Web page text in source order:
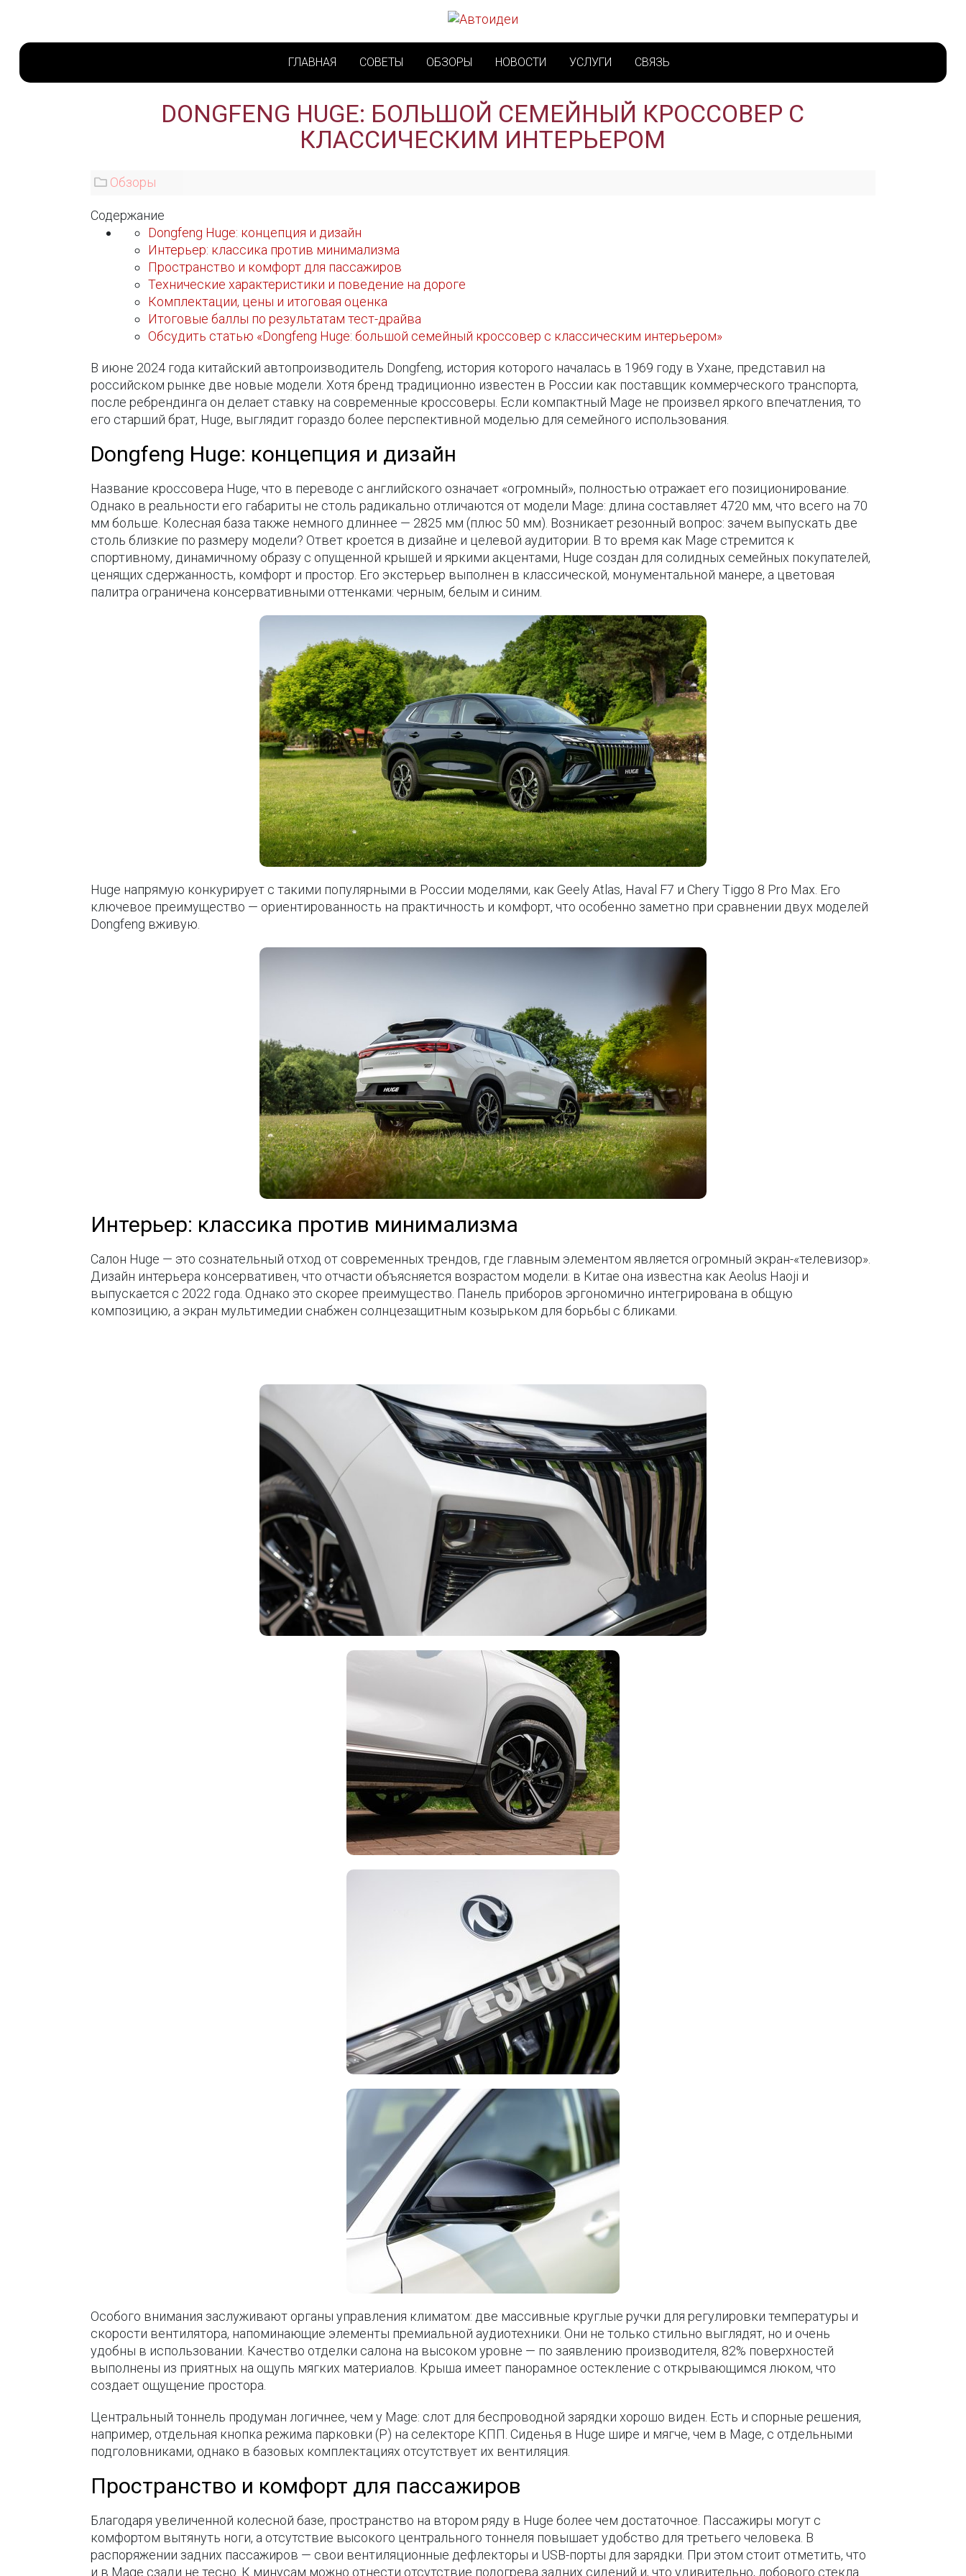
ГЛАВНАЯ СОВЕТЫ ОБЗОРЫ НОВОСТИ УСЛУГИ СВЯЗЬ
DONGFENG HUGE: БОЛЬШОЙ СЕМЕЙНЫЙ КРОССОВЕР С
КЛАССИЧЕСКИМ ИНТЕРЬЕРОМ
Обзоры
Содержание
Dongfeng Huge: концепция и дизайн
Интерьер: классика против минимализма
Пространство и комфорт для пассажиров
Технические характеристики и поведение на дороге
Комплектации, цены и итоговая оценка
Итоговые баллы по результатам тест-драйва
Обсудить статью «Dongfeng Huge: большой семейный кроссовер с классическим интерьером»
В июне 2024 года китайский автопроизводитель Dongfeng, история которого началась в 1969 году в Ухане, представил на
российском рынке две новые модели. Хотя бренд традиционно известен в России как поставщик коммерческого транспорта,
после ребрендинга он делает ставку на современные кроссоверы. Если компактный Mage не произвел яркого впечатления, то
его старший брат, Huge, выглядит гораздо более перспективной моделью для семейного использования.
Dongfeng Huge: концепция и дизайн
Название кроссовера Huge, что в переводе с английского означает «огромный», полностью отражает его позиционирование.
Однако в реальности его габариты не столь радикально отличаются от модели Mage: длина составляет 4720 мм, что всего на 70
мм больше. Колесная база также немного длиннее — 2825 мм (плюс 50 мм). Возникает резонный вопрос: зачем выпускать две
столь близкие по размеру модели? Ответ кроется в дизайне и целевой аудитории. В то время как Mage стремится к
спортивному, динамичному образу с опущенной крышей и яркими акцентами, Huge создан для солидных семейных покупателей,
ценящих сдержанность, комфорт и простор. Его экстерьер выполнен в классической, монументальной манере, а цветовая
палитра ограничена консервативными оттенками: черным, белым и синим.
Huge напрямую конкурирует с такими популярными в России моделями, как Geely Atlas, Haval F7 и Chery Tiggo 8 Pro Max. Его
ключевое преимущество — ориентированность на практичность и комфорт, что особенно заметно при сравнении двух моделей
Dongfeng вживую.
Интерьер: классика против минимализма
Салон Huge — это сознательный отход от современных трендов, где главным элементом является огромный экран-«телевизор».
Дизайн интерьера консервативен, что отчасти объясняется возрастом модели: в Китае она известна как Aeolus Haoji и
выпускается с 2022 года. Однако это скорее преимущество. Панель приборов эргономично интегрирована в общую
композицию, а экран мультимедии снабжен солнцезащитным козырьком для борьбы с бликами.
Особого внимания заслуживают органы управления климатом: две массивные круглые ручки для регулировки температуры и
скорости вентилятора, напоминающие элементы премиальной аудиотехники. Они не только стильно выглядят, но и очень
удобны в использовании. Качество отделки салона на высоком уровне — по заявлению производителя, 82% поверхностей
выполнены из приятных на ощупь мягких материалов. Крыша имеет панорамное остекление с открывающимся люком, что
создает ощущение простора.
Центральный тоннель продуман логичнее, чем у Mage: слот для беспроводной зарядки хорошо виден. Есть и спорные решения,
например, отдельная кнопка режима парковки (P) на селекторе КПП. Сиденья в Huge шире и мягче, чем в Mage, с отдельными
подголовниками, однако в базовых комплектациях отсутствует их вентиляция.
Пространство и комфорт для пассажиров
Благодаря увеличенной колесной базе, пространство на втором ряду в Huge более чем достаточное. Пассажиры могут с
комфортом вытянуть ноги, а отсутствие высокого центрального тоннеля повышает удобство для третьего человека. В
распоряжении задних пассажиров — свои вентиляционные дефлекторы и USB-порты для зарядки. При этом стоит отметить, что
и в Mage сзади не тесно. К минусам можно отнести отсутствие подогрева задних сидений и, что удивительно, лобового стекла